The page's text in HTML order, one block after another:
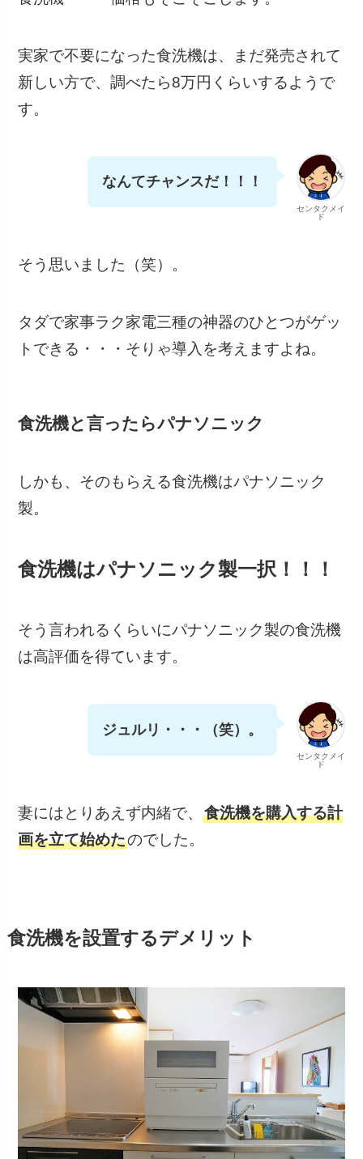
実家で不要になった食洗機は、まだ発売されて
新しい方で、調べたら8万円くらいするようで
す。
センタクメイ
ド
なんてチャンスだ！！！
そう思いました（笑）。
タダで家事ラク家電三種の神器のひとつがゲッ
トできる・・・そりゃ導入を考えますよね。
食洗機と言ったらパナソニック
しかも、そのもらえる食洗機はパナソニック
製。
食洗機はパナソニック製一択！！！
そう言われるくらいにパナソニック製の食洗機
は高評価を得ています。
センタクメイ
ド
ジュルリ・・・（笑）。
妻にはとりあえず内緒で、食洗機を購入する計
画を立て始めたのでした。
食洗機を設置するデメリット